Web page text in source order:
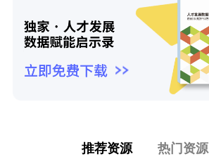
推荐资源 热门资源